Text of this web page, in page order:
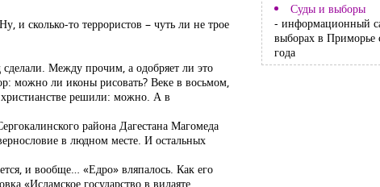
и сколько-то террористов – чуть ли не трое
Между прочим, а одобряет ли это
можно ли иконы рисовать? Веке в восьмом,
решили: можно. А в
района Дагестана Магомеда
в людном месте. И остальных
и вообще… «Едро» вляпалось. Как его
«Исламское государство в вилаяте
Суды и выборы
- информационный
выборах в Приморье
года